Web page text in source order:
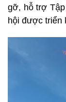
gỡ, hỗ trợ
hội được triển